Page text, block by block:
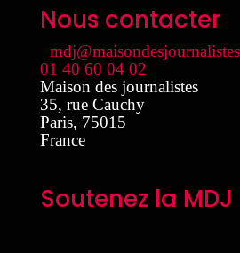
Nous contacter
01 40 60 04 02
Maison des journalistes
35, rue Cauchy
Paris, 75015
France
Soutenez la MDJ